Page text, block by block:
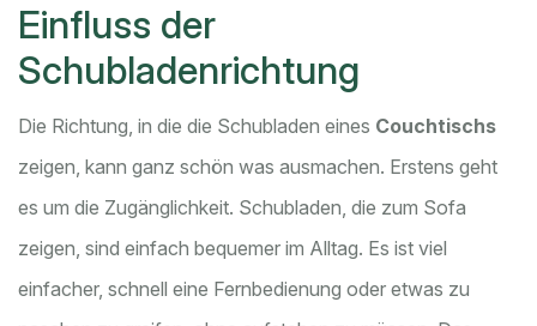
Einfluss der
Schubladenrichtung
Die Richtung, in die die Schubladen eines Couchtischs
zeigen, kann ganz schön was ausmachen. Erstens geht
es um die Zugänglichkeit. Schubladen, die zum Sofa
zeigen, sind einfach bequemer im Alltag. Es ist viel
einfacher, schnell eine Fernbedienung oder etwas zu